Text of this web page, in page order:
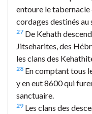
entoure le tabernacle
cordages destinés au
27 De Kehath
Jitseharites, des
les clans des
28 En comptant tous
y en eut 8600 qui
sanctuaire.
29 Les clans des